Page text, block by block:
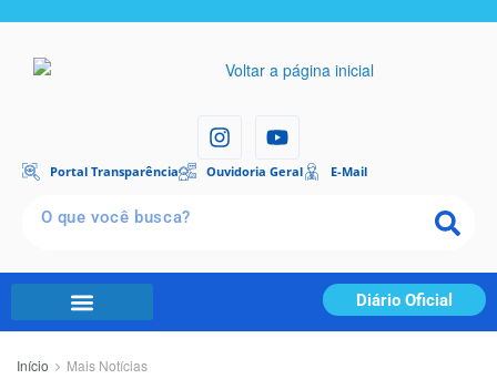
Portal Transparência Ouvidoria Geral E-Mail
Diário Oficial
Início Mais Notícias